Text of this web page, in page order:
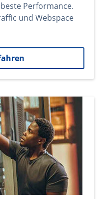
Performance.
und Webspace